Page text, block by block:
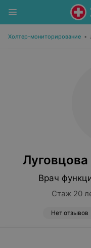
Холтер-мониторирование •
Врач
Стаж 20
Нет отзывов